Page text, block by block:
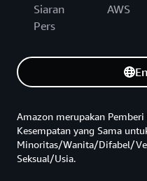
Siaran
Pers
AWS
Amazon merupakan
Kesempatan yang Sama
Minoritas/Wanita/Difabel/
Seksual/Usia.